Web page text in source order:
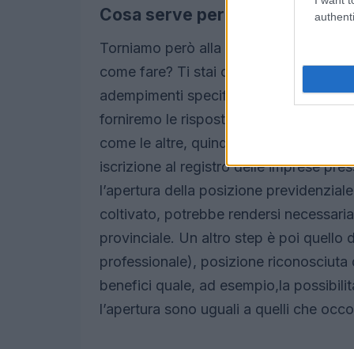
Cosa serve per aprire
Torniamo però alla domanda di
come fare? Ti stai chiedendo quali
adempimenti specifici? Sono
forniremo le risposte. Da un punto di
come le altre, quindi tutto inizia con
iscrizione al registro delle imprese
l’apertura della posizione
coltivato, potrebbe rendersi
provinciale. Un altro step è poi quello
professionale), posizione riconosciuta
benefici quale, ad esempio,la
l’apertura sono uguali a quelli che